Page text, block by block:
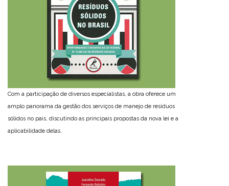
Com a participação de diversos especialistas, a obra oferece um
amplo panorama da gestão dos serviços de manejo de resíduos
sólidos no país, discutindo as principais propostas da nova lei e a
aplicabilidade delas.